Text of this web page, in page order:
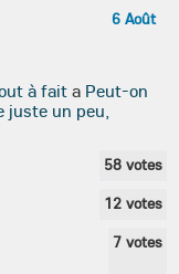
6 Août
à faita Peut-on
juste un peu,
58 votes
12 votes
7 votes